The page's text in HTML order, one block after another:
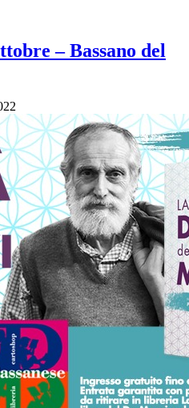
– Bassano del